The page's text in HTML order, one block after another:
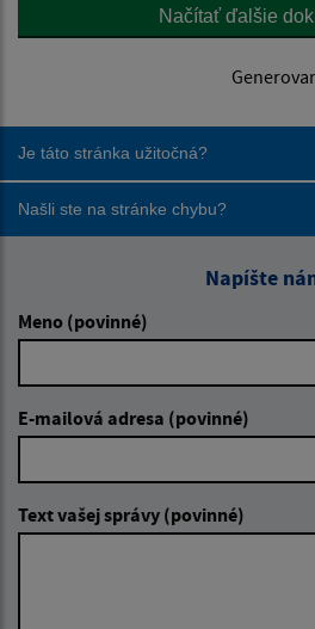
Načítať ďalšie
Je táto stránka užitočná?
Našli ste na stránke chybu?
Napíšte
Meno (povinné)
E-mailová adresa (povinné)
Text vašej správy (povinné)